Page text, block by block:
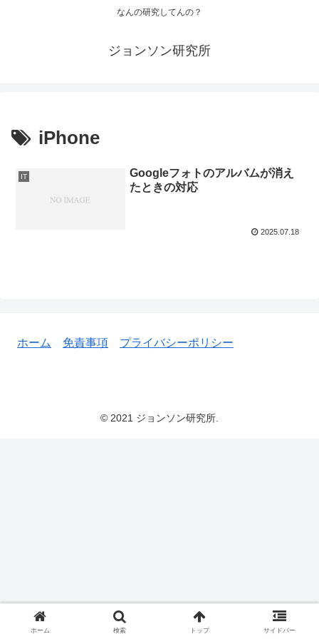
なんの研究してんの？
ジョンソン研究所
iPhone
IT
Googleフォトのアルバムが消え
たときの対応
2025.07.18
ホーム 免責事項 プライバシーポリシー
© 2021 ジョンソン研究所.
ホーム 検索 トップ サイドバー